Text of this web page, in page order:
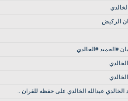
الركيض
#الحميد #الخالدي
عبدالله الخالدي على حفظه للقران ..